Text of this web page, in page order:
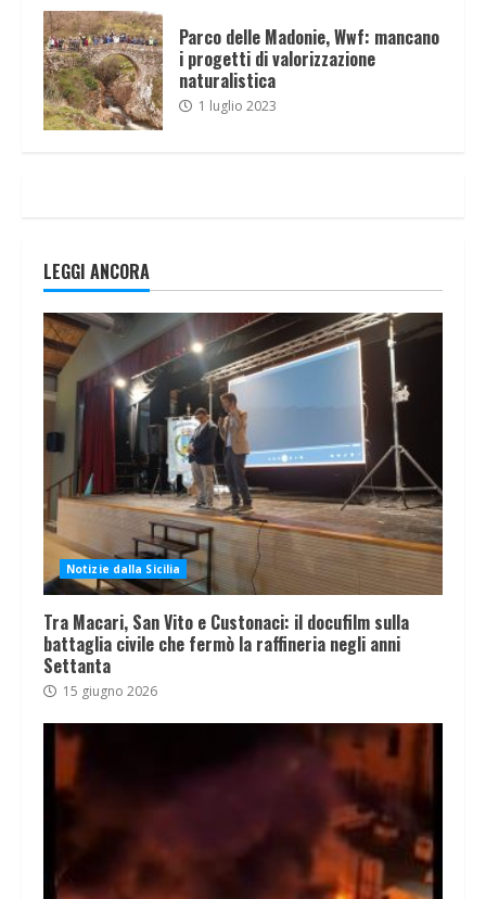
Parco delle Madonie, Wwf: mancano
i progetti di valorizzazione
naturalistica
1 luglio 2023
LEGGI ANCORA
Notizie dalla Sicilia
Tra Macari, San Vito e Custonaci: il docufilm sulla
battaglia civile che fermò la raffineria negli anni
Settanta
15 giugno 2026